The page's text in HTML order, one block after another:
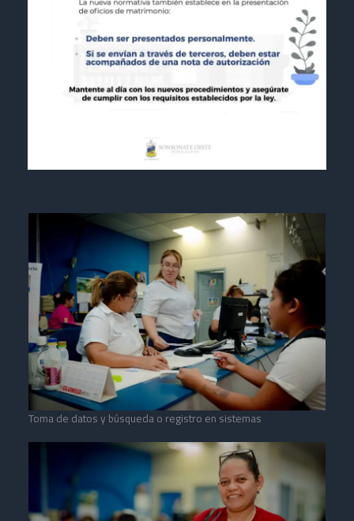
Toma de datos y búsqueda o registro en sistemas